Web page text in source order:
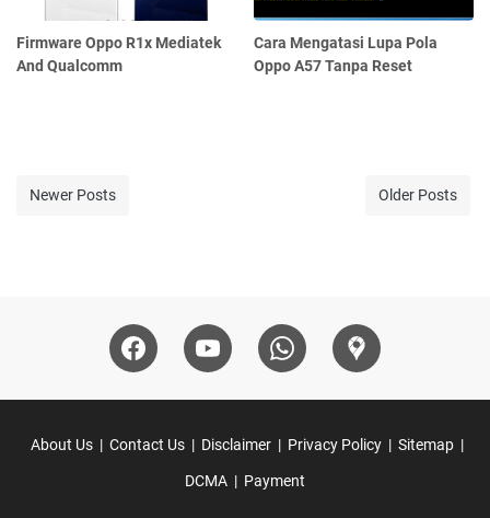
Firmware Oppo R1x Mediatek
And Qualcomm
Cara Mengatasi Lupa Pola
Oppo A57 Tanpa Reset
Newer Posts Older Posts
About Us Contact Us Disclaimer Privacy Policy Sitemap
DCMA Payment